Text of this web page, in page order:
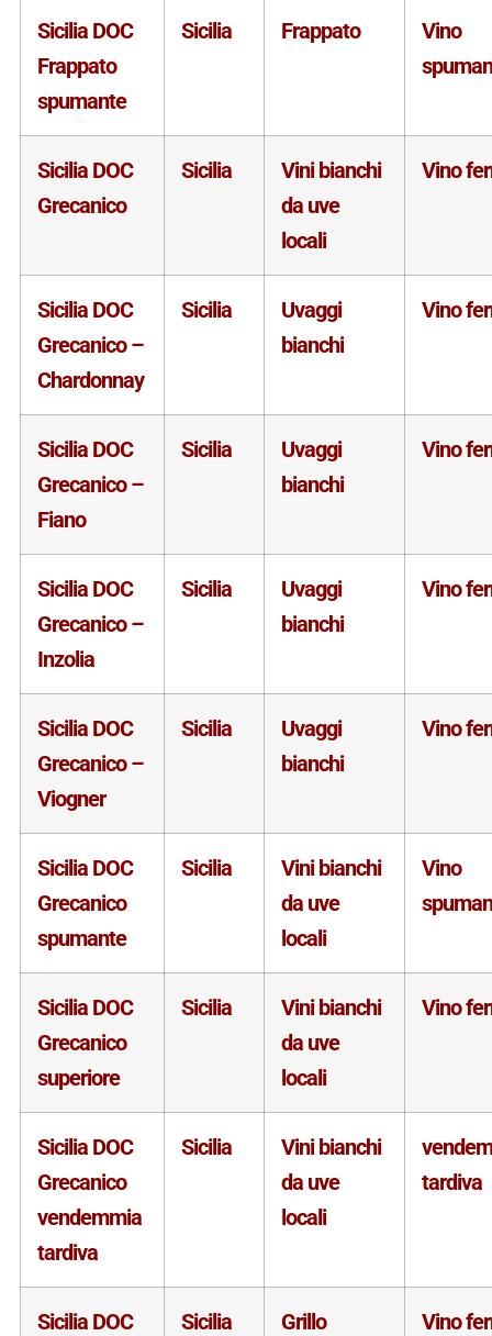
Sicilia DOC
Frappato
spumante
Sicilia Frappato
Vino
Sicilia DOC
Grecanico
Sicilia
Vini bianchi
da uve
locali
Vino
Sicilia DOC
Grecanico –
Chardonnay
Sicilia
Uvaggi
bianchi
Vino
Sicilia DOC
Grecanico –
Fiano
Sicilia
Uvaggi
bianchi
Vino
Sicilia DOC
Grecanico –
Inzolia
Sicilia
Uvaggi
bianchi
Vino
Sicilia DOC
Grecanico –
Viogner
Sicilia
Uvaggi
bianchi
Vino
Sicilia DOC
Grecanico
spumante
Sicilia
Vini bianchi
da uve
locali
Vino
Sicilia DOC
Grecanico
superiore
Sicilia
Vini bianchi
da uve
locali
Vino
Sicilia DOC
Grecanico
vendemmia
tardiva
Sicilia
Vini bianchi
da uve
locali
tardiva
Sicilia DOC
Sicilia Grillo Vino